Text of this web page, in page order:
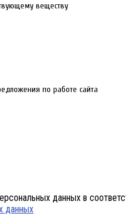
веществу
по работе сайта
данных в
данных